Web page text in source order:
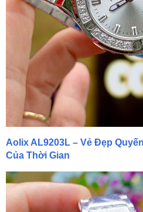
Aolix AL9203L – Vẻ Đẹp
Của Thời Gian